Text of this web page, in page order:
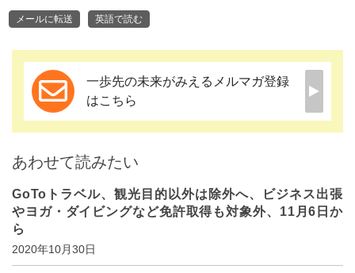
メールに転送 英語で読む
一歩先の未来がみえるメルマガ登録
はこちら
あわせて読みたい
GoToトラベル、観光目的以外は除外へ、ビジネス出張
やヨガ・ダイビングなど免許取得も対象外、11月6日か
ら
2020年10月30日